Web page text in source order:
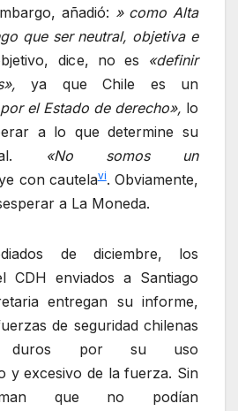
añadió: » como Alta
que ser neutral, objetiva e
dice, no es
«definir
ya que Chile es un
el Estado de derecho», lo
a lo que determine su
«No somos un
con cautelavi. Obviamente,
a La Moneda.
de diciembre, los
CDH enviados a Santiago
entregan su informe,
de seguridad chilenas
duros por su uso
y excesivo de la fuerza. Sin
que no podían